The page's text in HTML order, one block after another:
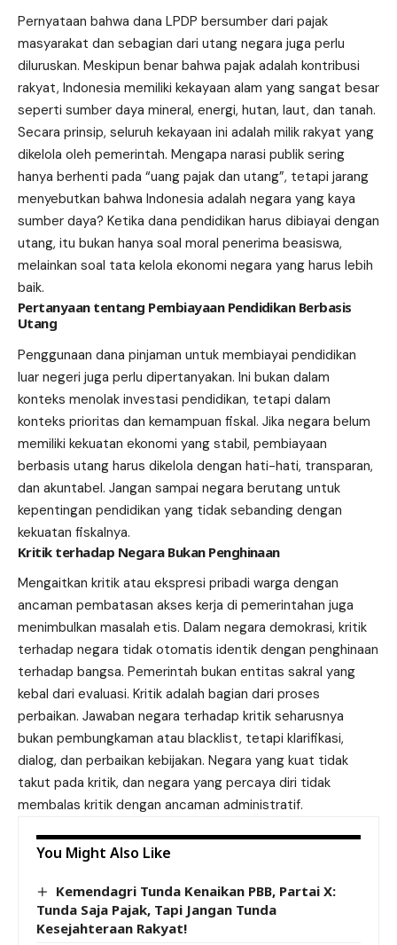
Pernyataan bahwa dana LPDP bersumber dari pajak
masyarakat dan sebagian dari utang negara juga perlu
diluruskan. Meskipun benar bahwa pajak adalah kontribusi
rakyat, Indonesia memiliki kekayaan alam yang sangat besar
seperti sumber daya mineral, energi, hutan, laut, dan tanah.
Secara prinsip, seluruh kekayaan ini adalah milik rakyat yang
dikelola oleh pemerintah. Mengapa narasi publik sering
hanya berhenti pada “uang pajak dan utang”, tetapi jarang
menyebutkan bahwa Indonesia adalah negara yang kaya
sumber daya? Ketika dana pendidikan harus dibiayai dengan
utang, itu bukan hanya soal moral penerima beasiswa,
melainkan soal tata kelola ekonomi negara yang harus lebih
baik.
Pertanyaan tentang Pembiayaan Pendidikan Berbasis
Utang
Penggunaan dana pinjaman untuk membiayai pendidikan
luar negeri juga perlu dipertanyakan. Ini bukan dalam
konteks menolak investasi pendidikan, tetapi dalam
konteks prioritas dan kemampuan fiskal. Jika negara belum
memiliki kekuatan ekonomi yang stabil, pembiayaan
berbasis utang harus dikelola dengan hati-hati, transparan,
dan akuntabel. Jangan sampai negara berutang untuk
kepentingan pendidikan yang tidak sebanding dengan
kekuatan fiskalnya.
Kritik terhadap Negara Bukan Penghinaan
Mengaitkan kritik atau ekspresi pribadi warga dengan
ancaman pembatasan akses kerja di pemerintahan juga
menimbulkan masalah etis. Dalam negara demokrasi, kritik
terhadap negara tidak otomatis identik dengan penghinaan
terhadap bangsa. Pemerintah bukan entitas sakral yang
kebal dari evaluasi. Kritik adalah bagian dari proses
perbaikan. Jawaban negara terhadap kritik seharusnya
bukan pembungkaman atau blacklist, tetapi klarifikasi,
dialog, dan perbaikan kebijakan. Negara yang kuat tidak
takut pada kritik, dan negara yang percaya diri tidak
membalas kritik dengan ancaman administratif.
You Might Also Like
Kemendagri Tunda Kenaikan PBB, Partai X:
Tunda Saja Pajak, Tapi Jangan Tunda
Kesejahteraan Rakyat!